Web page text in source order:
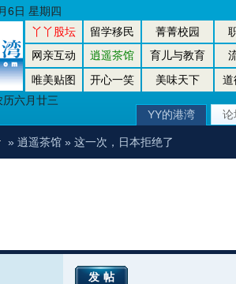
丫丫股坛 留学移民 菁菁校园
网亲互动
逍遥茶馆 育儿与教育
唯美贴图
开心一笑 美味天下
道
六月廿三
6日 星期四
YY的港湾 论
» 逍遥茶馆» 这一次，日本拒绝了
发帖